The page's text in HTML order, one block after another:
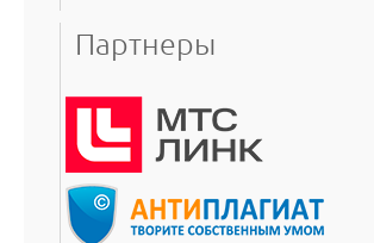
Партнеры